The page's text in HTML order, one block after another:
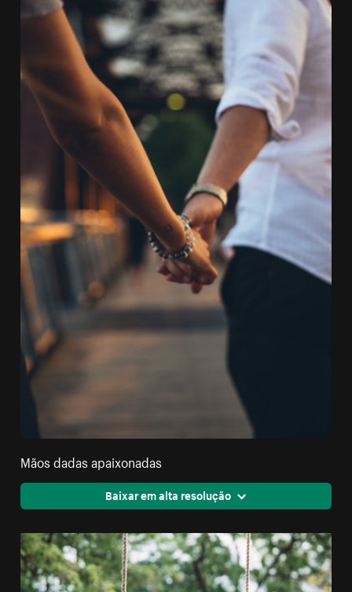
Mãos dadas apaixonadas
Baixar em alta resolução